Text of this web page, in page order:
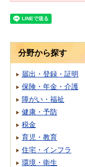
分野から探す
届出・登録・証明
保険・年金・介護
障がい・福祉
健康・予防
税金
育児・教育
住宅・インフラ
環境・衛生